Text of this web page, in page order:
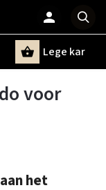
Lege kar
voor
het